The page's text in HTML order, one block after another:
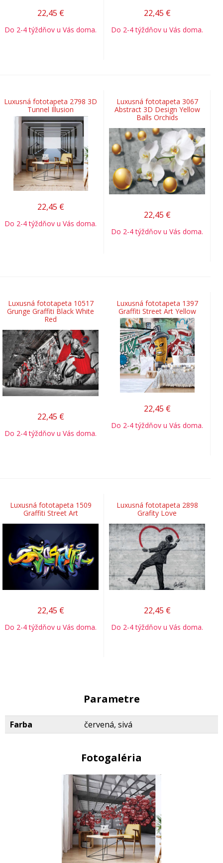
22,45 €
Do 2-4 týždňov u Vás doma.
22,45 €
Do 2-4 týždňov u Vás doma.
Luxusná fototapeta 2798 3D
Tunnel Illusion
22,45 €
Do 2-4 týždňov u Vás doma.
Luxusná fototapeta 3067
Abstract 3D Design Yellow
Balls Orchids
22,45 €
Do 2-4 týždňov u Vás doma.
Luxusná fototapeta 10517
Grunge Graffiti Black White
Red
22,45 €
Do 2-4 týždňov u Vás doma.
Luxusná fototapeta 1397
Graffiti Street Art Yellow
22,45 €
Do 2-4 týždňov u Vás doma.
Luxusná fototapeta 1509
Graffiti Street Art
22,45 €
Do 2-4 týždňov u Vás doma.
Luxusná fototapeta 2898
Grafity Love
22,45 €
Do 2-4 týždňov u Vás doma.
Parametre
Farba červená, sivá
Fotogaléria